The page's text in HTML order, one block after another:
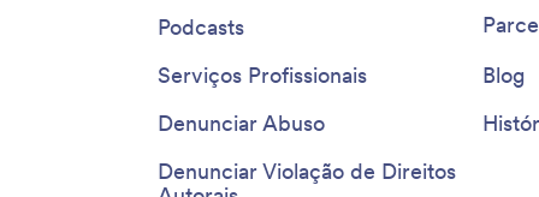
Podcasts
Serviços Profissionais
Denunciar Abuso
Denunciar Violação de Direitos
Blog